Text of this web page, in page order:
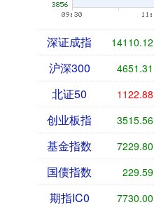
深证成指 14110.12
沪深300 4651.31
北证50 1122.88
创业板指 3515.56
基金指数 7229.80
国债指数 229.59
期指IC0 7730.00